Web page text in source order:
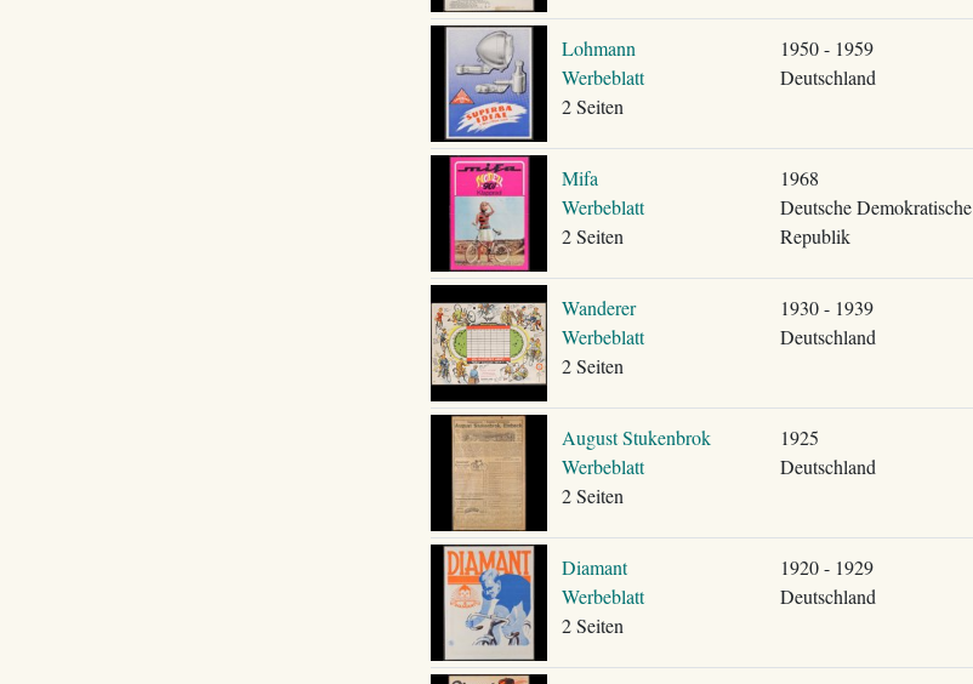
Lohmann
Werbeblatt
2 Seiten
1950 - 1959
Deutschland
Mifa
Werbeblatt
2 Seiten
1968
Deutsche Demokratische
Republik
Wanderer
Werbeblatt
2 Seiten
1930 - 1939
Deutschland
August Stukenbrok
Werbeblatt
2 Seiten
1925
Deutschland
Diamant
Werbeblatt
2 Seiten
1920 - 1929
Deutschland